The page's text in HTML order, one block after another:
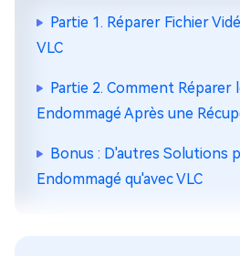
Partie 1. Réparer Fichier
VLC
Partie 2. Comment Réparer
Endommagé Après une
Bonus : D'autres Solutions
Endommagé qu'avec VLC